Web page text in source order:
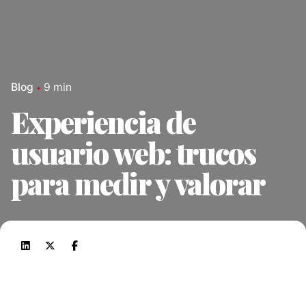
Blog 9 min
Experiencia de
usuario web: trucos
para medir y valorar